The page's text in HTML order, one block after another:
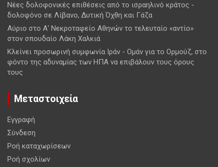
Νέες δολοφονικές επιθέσεις από το ισραηλινό κράτος -
δολοφόνο σε Λίβανο, Δυτική Όχθη και Γάζα
Αύριο στο Α' Νεκροταφείο Αθηνών το τελευταίο «αντίο»
στον σπουδαίο Λάκη Χαλκιά
Κλείνει προσωρινή συμφωνία Ιράν - Ομάν για το Ορμούζ, στο
φόντο της αδυναμίας των ΗΠΑ να επιβάλουν τους όρους
τους
Μεταστοιχεία
Εγγραφή
Σύνδεση
Ροή καταχωρίσεων
Ροή σχολίων